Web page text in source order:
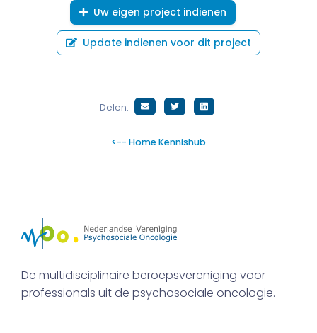
Uw eigen project indienen
Update indienen voor dit project
Delen:
<-- Home Kennishub
De multidisciplinaire beroepsvereniging voor
professionals uit de psychosociale oncologie.